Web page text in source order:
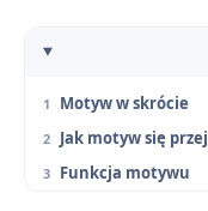
Motyw w skrócie
Jak motyw się
Funkcja motywu